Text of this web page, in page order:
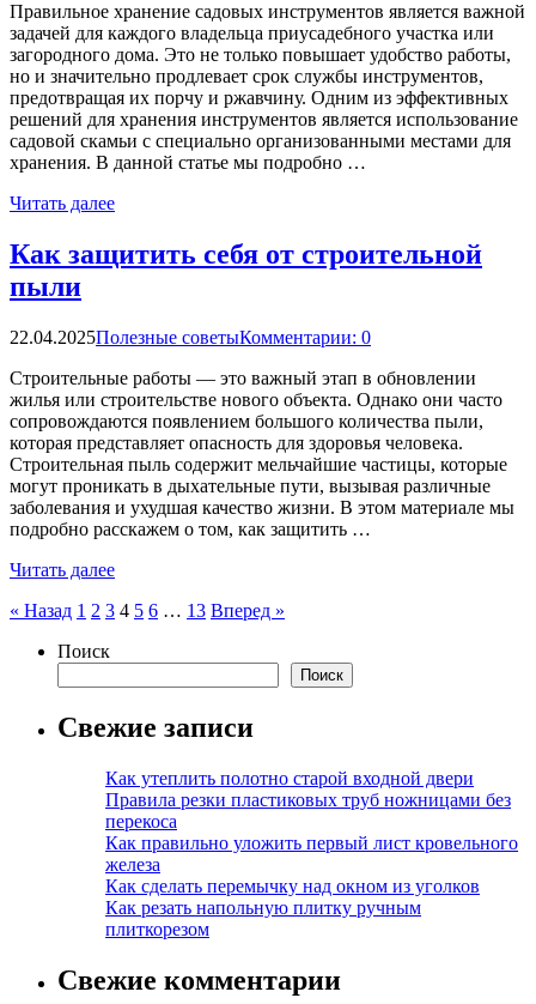
Правильное хранение садовых инструментов является важной
задачей для каждого владельца приусадебного участка или
загородного дома. Это не только повышает удобство работы,
но и значительно продлевает срок службы инструментов,
предотвращая их порчу и ржавчину. Одним из эффективных
решений для хранения инструментов является использование
садовой скамьи с специально организованными местами для
хранения. В данной статье мы подробно …
Читать далее
Как защитить себя от строительной
пыли
22.04.2025Полезные советыКомментарии: 0
Строительные работы — это важный этап в обновлении
жилья или строительстве нового объекта. Однако они часто
сопровождаются появлением большого количества пыли,
которая представляет опасность для здоровья человека.
Строительная пыль содержит мельчайшие частицы, которые
могут проникать в дыхательные пути, вызывая различные
заболевания и ухудшая качество жизни. В этом материале мы
подробно расскажем о том, как защитить …
Читать далее
Пагинация
записей
« Назад 1 2 3 4 5 6 … 13 Вперед »
Поиск
Поиск
Свежие записи
Как утеплить полотно старой входной двери
Правила резки пластиковых труб ножницами без
перекоса
Как правильно уложить первый лист кровельного
железа
Как сделать перемычку над окном из уголков
Как резать напольную плитку ручным
плиткорезом
Свежие комментарии